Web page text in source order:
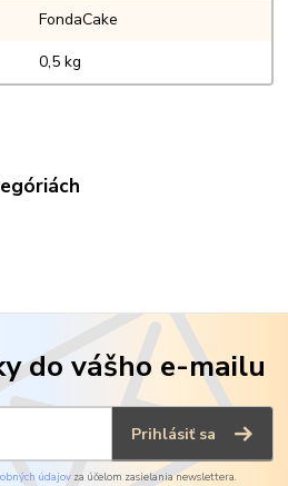
FondaCake
0,5 kg
do vášho e-mailu
Prihlásiť sa
údajov za účelom zasielania newslettera.